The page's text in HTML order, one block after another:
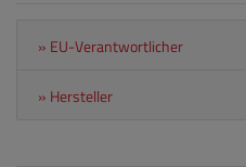
» EU-Verantwortlicher
» Hersteller